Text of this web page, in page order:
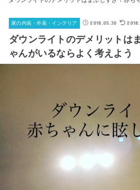
家の内装・外装・インテリア 2018.05.30
ダウンライトのデメリットは
ゃんがいるならよく考えよう